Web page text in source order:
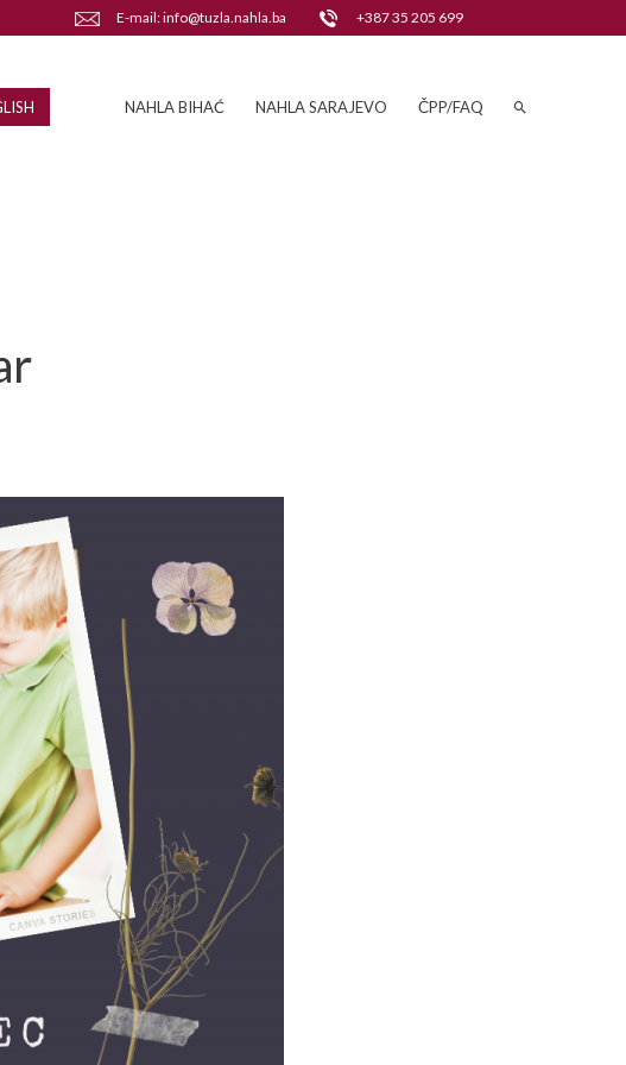
E-mail: info@tuzla.nahla.ba +387 35 205 699
NAHLA BIHAĆ NAHLA SARAJEVO ČPP/FAQ